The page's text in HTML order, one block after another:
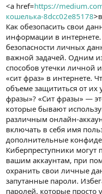
<a href=https://
кошелька-8dcc02e85178
Как обезопасить свои
информации в
безопасности личных
важной задачей. Одним
способов утечки личной
«сит фраз» в интернете.
объеме защититься от их
фразы»? «Сит фразы» —
которые бывают
различным онлайн-
включать в себя имя
дополнительные
Киберпреступники могут
вашим аккаунтам, при
охранить свои личные
запутанные пароли.
паролей, которые просто